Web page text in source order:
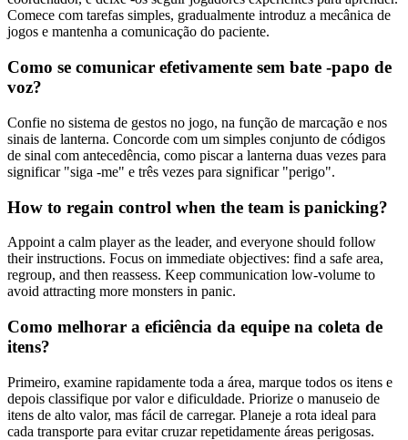
Comece com tarefas simples, gradualmente introduz a mecânica de
jogos e mantenha a comunicação do paciente.
Como se comunicar efetivamente sem bate -papo de
voz?
Confie no sistema de gestos no jogo, na função de marcação e nos
sinais de lanterna. Concorde com um simples conjunto de códigos
de sinal com antecedência, como piscar a lanterna duas vezes para
significar "siga -me" e três vezes para significar "perigo".
How to regain control when the team is panicking?
Appoint a calm player as the leader, and everyone should follow
their instructions. Focus on immediate objectives: find a safe area,
regroup, and then reassess. Keep communication low-volume to
avoid attracting more monsters in panic.
Como melhorar a eficiência da equipe na coleta de
itens?
Primeiro, examine rapidamente toda a área, marque todos os itens e
depois classifique por valor e dificuldade. Priorize o manuseio de
itens de alto valor, mas fácil de carregar. Planeje a rota ideal para
cada transporte para evitar cruzar repetidamente áreas perigosas.